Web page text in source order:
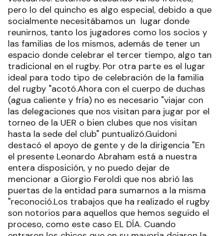
pero lo del quincho es algo especial, debido a que
socialmente necesitábamos un lugar donde
reunirnos, tanto los jugadores como los socios y
las familias de los mismos, además de tener un
espacio donde celebrar el tercer tiempo, algo tan
tradicional en el rugby. Por otra parte es el lugar
ideal para todo tipo de celebración de la familia
del rugby "acotó.Ahora con el cuerpo de duchas
(agua caliente y fría) no es necesario "viajar con
las delegaciones que nos visitan para jugar por el
torneo de la UER o bien clubes que nos visitan
hasta la sede del club" puntualizó.Guidoni
destacó el apoyo de gente y de la dirigencia "En
el presente Leonardo Abraham está a nuestra
entera disposición, y no puedo dejar de
mencionar a Giorgio Feroldi que nos abrió las
puertas de la entidad para sumarnos a la misma
"reconoció.Los trabajos que ha realizado el rugby
son notorios para aquellos que hemos seguido el
proceso, como este caso EL DÍA. Cuando